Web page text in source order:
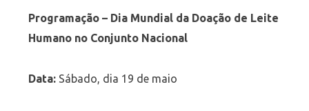
Programação – Dia Mundial da Doação de Leite
Humano no Conjunto Nacional
Data: Sábado, dia 19 de maio